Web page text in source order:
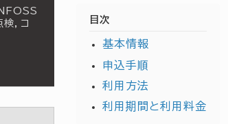
，コ
目次
基本情報
申込手順
利用方法
利用期間と利用料金